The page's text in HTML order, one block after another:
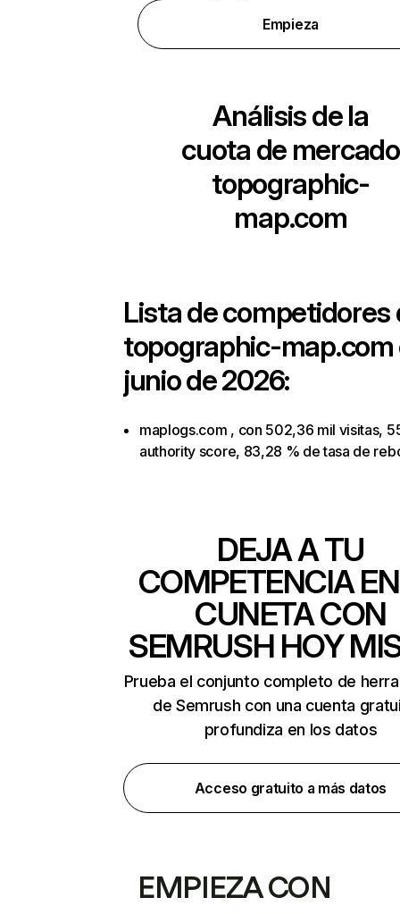
Empieza
Análisis de la
cuota de mercado
topographic-
map.com
Lista de competidores
topographic-map.com
junio de 2026:
maplogs.com , con 502,36 mil visitas,
authority score, 83,28 % de tasa de
DEJA A TU
COMPETENCIA
CUNETA CON
SEMRUSH HOY
Prueba el conjunto completo de
de Semrush con una cuenta
profundiza en los datos
Acceso gratuito a más datos
EMPIEZA CON